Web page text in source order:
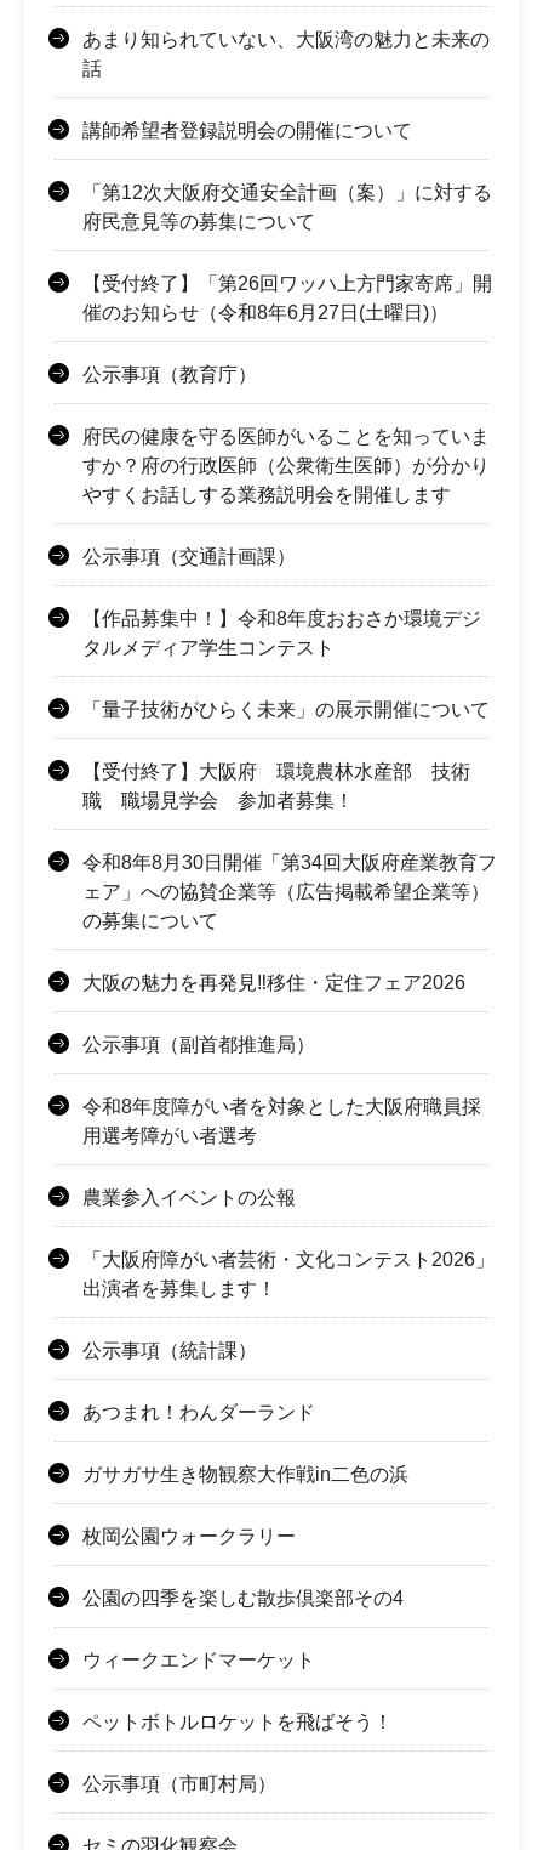
あまり知られていない、大阪湾の魅力と未来の
話
講師希望者登録説明会の開催について
「第12次大阪府交通安全計画（案）」に対する
府民意見等の募集について
【受付終了】「第26回ワッハ上方門家寄席」開
催のお知らせ（令和8年6月27日(土曜日)）
公示事項（教育庁）
府民の健康を守る医師がいることを知っていま
すか？府の行政医師（公衆衛生医師）が分かり
やすくお話しする業務説明会を開催します
公示事項（交通計画課）
【作品募集中！】令和8年度おおさか環境デジ
タルメディア学生コンテスト
「量子技術がひらく未来」の展示開催について
【受付終了】大阪府 環境農林水産部 技術
職 職場見学会 参加者募集！
令和8年8月30日開催「第34回大阪府産業教育フ
ェア」への協賛企業等（広告掲載希望企業等）
の募集について
大阪の魅力を再発見‼移住・定住フェア2026
公示事項（副首都推進局）
令和8年度障がい者を対象とした大阪府職員採
用選考障がい者選考
農業参入イベントの公報
「大阪府障がい者芸術・文化コンテスト2026」
出演者を募集します！
公示事項（統計課）
あつまれ！わんダーランド
ガサガサ生き物観察大作戦in二色の浜
枚岡公園ウォークラリー
公園の四季を楽しむ散歩倶楽部その4
ウィークエンドマーケット
ペットボトルロケットを飛ばそう！
公示事項（市町村局）